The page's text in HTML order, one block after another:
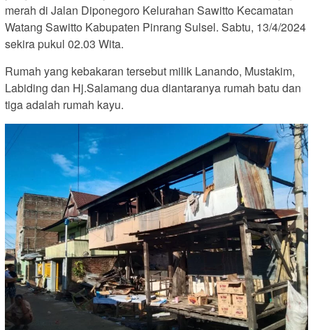
merah di Jalan Diponegoro Kelurahan Sawitto Kecamatan
Watang Sawitto Kabupaten Pinrang Sulsel. Sabtu, 13/4/2024
sekira pukul 02.03 Wita.
Rumah yang kebakaran tersebut milik Lanando, Mustakim,
Labiding dan Hj.Salamang dua diantaranya rumah batu dan
tiga adalah rumah kayu.